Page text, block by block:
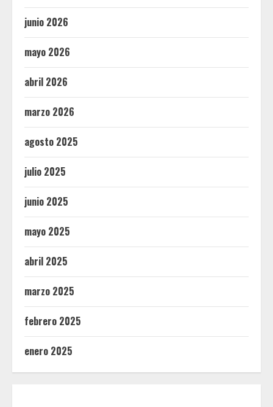
junio 2026
mayo 2026
abril 2026
marzo 2026
agosto 2025
julio 2025
junio 2025
mayo 2025
abril 2025
marzo 2025
febrero 2025
enero 2025